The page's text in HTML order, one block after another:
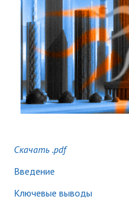
Скачать .pdf
Введение
Ключевые выводы